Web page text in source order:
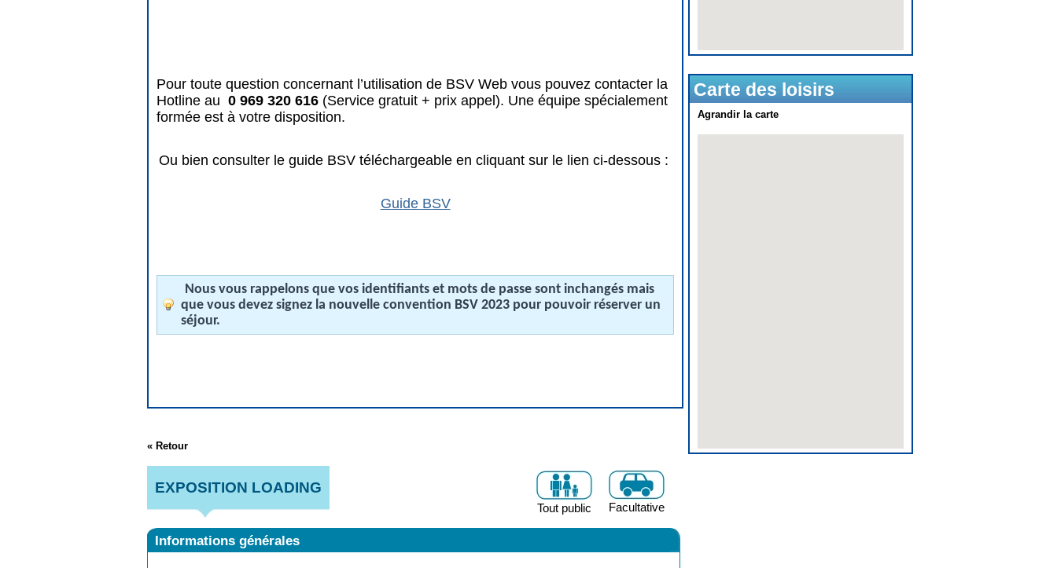
Pour toute question concernant l’utilisation de BSV Web vous pouvez contacter la
Hotline au 0 969 320 616 (Service gratuit + prix appel). Une équipe spécialement
formée est à votre disposition.
Ou bien consulter le guide BSV téléchargeable en cliquant sur le lien ci-dessous :
Guide BSV
Nous vous rappelons que vos identifiants et mots de passe sont inchangés mais
que vous devez signez la nouvelle convention BSV 2023 pour pouvoir réserver un
séjour.
« Retour
EXPOSITION LOADING
Facultative
Tout public
Informations générales
Carte des loisirs
Agrandir la carte